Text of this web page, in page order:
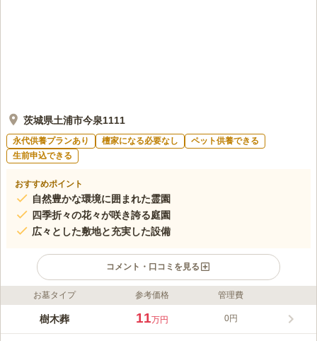
茨城県土浦市今泉1111
永代供養プランあり 檀家になる必要なし
ペット供養できる
生前申込できる
おすすめポイント
自然豊かな環境に囲まれた霊園
四季折々の花々が咲き誇る庭園
広々とした敷地と充実した設備
コメント・口コミを見る
口コミ評価
この霊園はまだ誰からも評価されていません。
お墓タイプ 参考価格 管理費
樹木葬 11万円 0円